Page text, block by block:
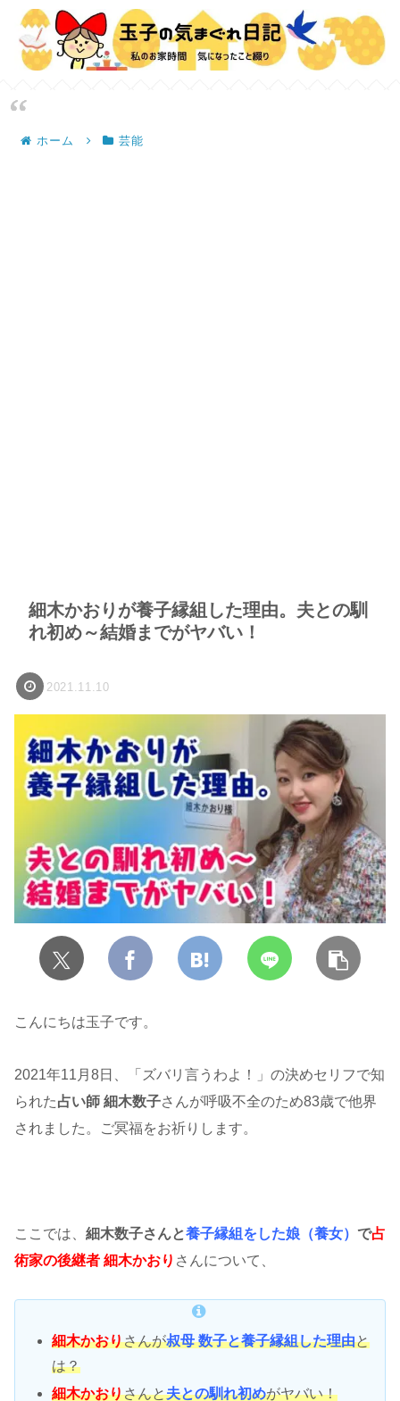
ホーム 芸能
細木かおりが養子縁組した理由。夫との馴
れ初め～結婚までがヤバい！
2021.11.10
こんにちは玉子です。
2021年11月8日、「ズバリ言うわよ！」の決めセリフで知
られた占い師 細木数子さんが呼吸不全のため83歳で他界
されました。ご冥福をお祈りします。
ここでは、 細木数子さんと養子縁組をした娘（養女） で占
術家の後継者 細木かおり さんについて、
細木かおりさんが叔母 数子と養子縁組した理由と
は？
細木かおりさんと夫との馴れ初めがヤバい！